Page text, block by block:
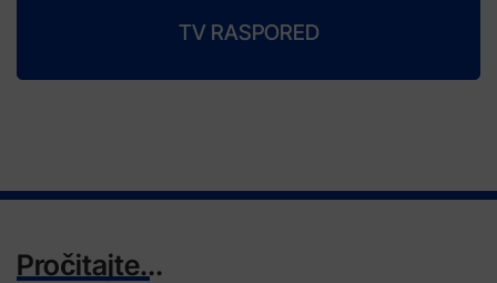
TV RASPORED
Pročitajte...